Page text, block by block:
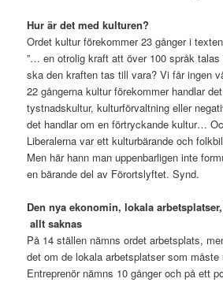
Hur är det med kulturen?
Ordet kultur förekommer 23 gånger i
”… en otrolig kraft att över 100 språk talas
ska den kraften tas till vara? Vi får ingen
22 gångerna kultur förekommer handlar
tystnadskultur, kulturförvaltning eller
det handlar om en förtryckande kultur…
Liberalerna var ett kulturbärande och
Men här hann man uppenbarligen inte
en bärande del av Förortslyftet. Synd.
Den nya ekonomin, lokala
allt saknas
På 14 ställen nämns ordet arbetsplats,
det om de lokala arbetsplatser som
Entreprenör nämns 10 gånger och på ett